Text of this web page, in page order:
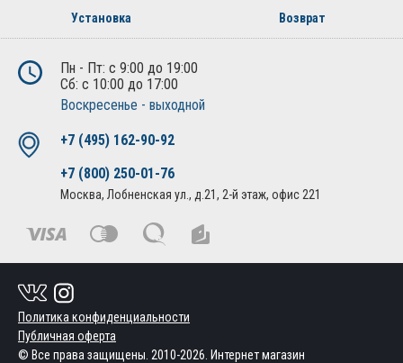
гармонично вписывается в интерьер и экстерьер автомобиля.
Установленные кронштейны и амортизаторы не выделяются в
внешние заводские зазоры кузовных деталей остаются
неизменными.
Не требуется дополнительной подготовки для установки;
При установке комплекта упоров капота в конструкцию автомобиля
диллера;
Штатный упор остается на автомобиле в рабочем состоянии и, при
необходимости, может использоваться как дублирующее
устройство
Установка Возврат
Пн - Пт: с 9:00 до 19:00
Сб: с 10:00 до 17:00
Воскресенье - выходной
+7 (495) 162-90-92
+7 (800) 250-01-76
Москва, Лобненская ул., д.21, 2-й этаж, офис 221
Политика конфиденциальности
Публичная оферта
© Все права защищены. 2010-2026. Интернет магазин